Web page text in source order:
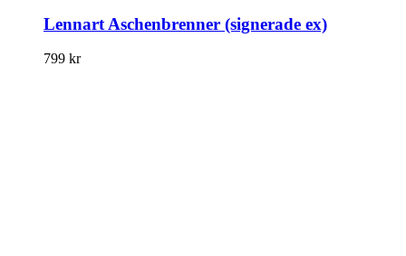
Lennart Aschenbrenner (signerade ex)
799 kr